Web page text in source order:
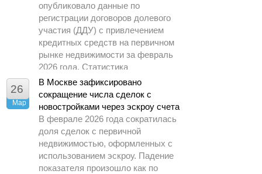
опубликовало данные по
регистрации договоров долевого
участия (ДДУ) с привлечением
кредитных средств на первичном
рынке недвижимости за февраль
2026 года. Статистика
демонстрирует заметное
охлаждение спроса по сравнению
с предыдущими периодами.
26
Мар
В Москве зафиксировано
сокращение числа сделок с
новостройками через эскроу счета
В феврале 2026 года сократилась
доля сделок с первичной
недвижимостью, оформленных с
использованием эскроу. Падение
показателя произошло как по